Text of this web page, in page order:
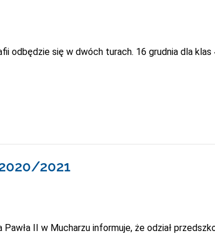
odbędzie się w dwóch turach. 16 grudnia dla klas
2021
II w Mucharzu informuje, że odział